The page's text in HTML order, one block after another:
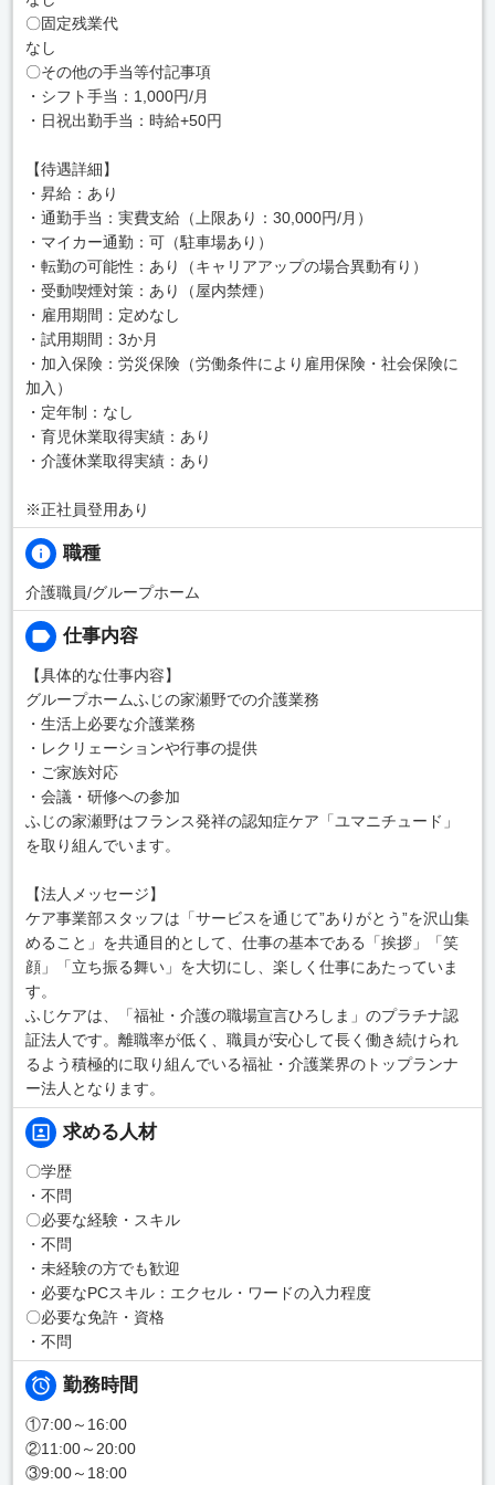
〇固定残業代
なし
〇その他の手当等付記事項
・シフト手当：1,000円/月
・日祝出勤手当：時給+50円
【待遇詳細】
・昇給：あり
・通勤手当：実費支給（上限あり：30,000円/月）
・マイカー通勤：可（駐車場あり）
・転勤の可能性：あり（キャリアアップの場合異動有り）
・受動喫煙対策：あり（屋内禁煙）
・雇用期間：定めなし
・試用期間：3か月
・加入保険：労災保険（労働条件により雇用保険・社会保険に
加入）
・定年制：なし
・育児休業取得実績：あり
・介護休業取得実績：あり
※正社員登用あり
職種
介護職員/グループホーム
仕事内容
【具体的な仕事内容】
グループホームふじの家瀬野での介護業務
・生活上必要な介護業務
・レクリェーションや行事の提供
・ご家族対応
・会議・研修への参加
ふじの家瀬野はフランス発祥の認知症ケア「ユマニチュード」
を取り組んでいます。
【法人メッセージ】
ケア事業部スタッフは「サービスを通じて”ありがとう”を沢山集
めること」を共通目的として、仕事の基本である「挨拶」「笑
顔」「立ち振る舞い」を大切にし、楽しく仕事にあたっていま
す。
ふじケアは、「福祉・介護の職場宣言ひろしま」のプラチナ認
証法人です。離職率が低く、職員が安心して長く働き続けられ
るよう積極的に取り組んでいる福祉・介護業界のトップランナ
ー法人となります。
求める人材
〇学歴
・不問
〇必要な経験・スキル
・不問
・未経験の方でも歓迎
・必要なPCスキル：エクセル・ワードの入力程度
〇必要な免許・資格
・不問
勤務時間
①7:00～16:00
②11:00～20:00
③9:00～18:00